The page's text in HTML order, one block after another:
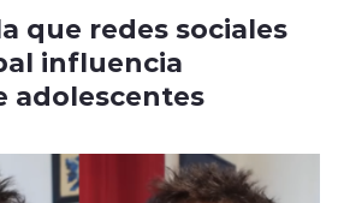
que redes sociales
influencia
adolescentes